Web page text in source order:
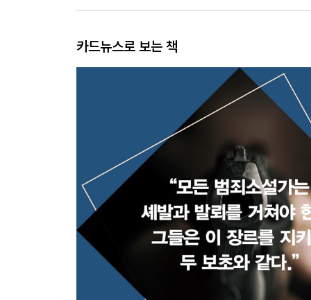
카드뉴스로 보는 책